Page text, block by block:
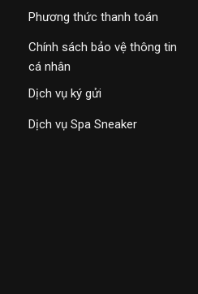
Phương thức thanh toán
Chính sách bảo vệ thông tin
cá nhân
Dịch vụ ký gửi
Dịch vụ Spa Sneaker